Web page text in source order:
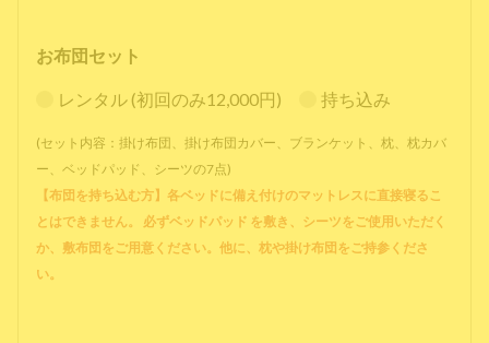
お布団セット
レンタル (初回のみ12,000円) 持ち込み
(セット内容：掛け布団、掛け布団カバー、ブランケット、枕、枕カバ
ー、ベッドパッド、シーツの7点)
【布団を持ち込む方】各ベッドに備え付けのマットレスに直接寝るこ
とはできません。 必ずベッドパッド を敷き、シーツをご使用いただく
か、敷布団をご用意ください。他に、枕や掛け布団をご持参くださ
い。